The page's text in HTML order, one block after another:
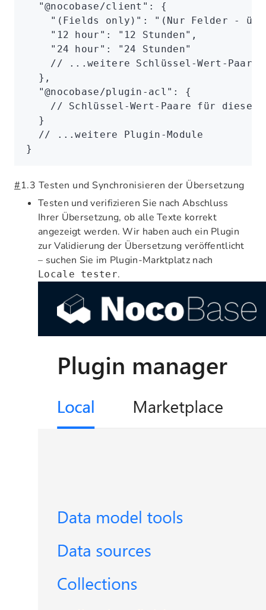
  "@nocobase/client"
:
{
    "(Fields only)"
:
"(Nur Felder -
    "12 hour"
: "12 Stunden" ,
    "24 hour"
:
"24 Stunden"
    // ...weitere Schlüssel-Wert-Paare
  }
,
  "@nocobase/plugin-acl"
:
{
// Schlüssel-Wert-Paare für dieses
  }
  // ...weitere Plugin-Module
}
#1.3 Testen und Synchronisieren der Übersetzung
Testen und verifizieren Sie nach Abschluss
Ihrer Übersetzung, ob alle Texte korrekt
angezeigt werden. Wir haben auch ein Plugin
zur Validierung der Übersetzung veröffentlicht
– suchen Sie im Plugin-Marktplatz nach
Locale tester.